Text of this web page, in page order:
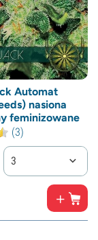
Automat
nasiona
feminizowane
(3)
3